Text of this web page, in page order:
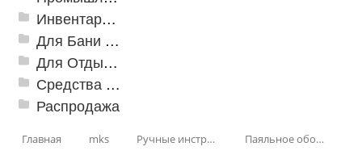
Инвентарь для клининга
Для Бани и Сауны
Для Отдыха и Пикника
Средства от насекомых и садовых вредителей
Распродажа
Главная mks Ручные инструменты Паяльное оборудование